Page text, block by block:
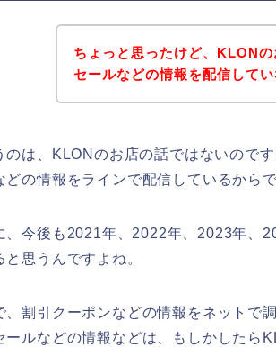
ちょっと思ったけど、KLON
セールなどの情報を配信してい
のは、KLONのお店の話ではないので
どの情報をラインで配信しているからで
、今後も2021年、2022年、2023年、
と思うんですよね。
、割引クーポンなどの情報をネットで
ールなどの情報などは、もしかしたら